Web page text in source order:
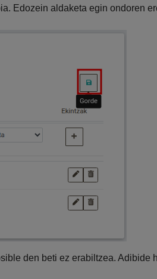
Edozein aldaketa egin ondoren
den beti ez erabiltzea. Adibide